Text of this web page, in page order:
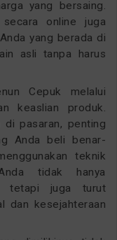
yang bersaing.
online juga
yang berada di
asli tanpa harus
Cepuk melalui
keaslian produk.
di pasaran, penting
Anda beli benar-
teknik
tidak hanya
tetapi juga turut
dan kesejahteraan